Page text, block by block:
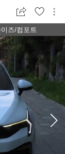
즈/컴포트